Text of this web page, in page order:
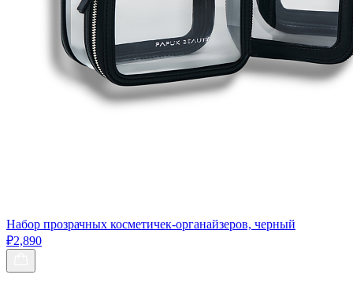
Набор прозрачных косметичек-органайзеров, черный
₽2,890